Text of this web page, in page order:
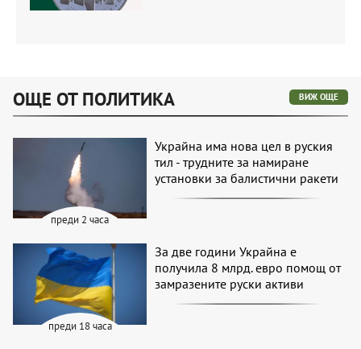
ОЩЕ ОТ ПОЛИТИКА ВИЖ ОЩЕ
преди 2 часа
Украйна има нова цел в руския
тил - трудните за намиране
установки за балистични ракети
преди 18 часа
За две години Украйна е
получила 8 млрд. евро помощ от
замразените руски активи